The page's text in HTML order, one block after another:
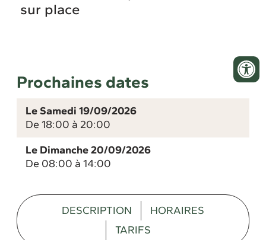
sur place
Prochaines dates
Le Samedi 19/09/2026
De 18:00 à 20:00
Le Dimanche 20/09/2026
De 08:00 à 14:00
DESCRIPTION
HORAIRES
TARIFS